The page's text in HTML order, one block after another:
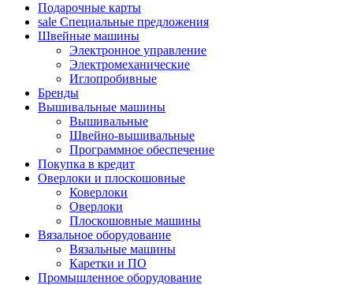
Подарочные карты
sale Специальные предложения
Швейные машины
Электронное управление
Электромеханические
Иглопробивные
Бренды
Вышивальные машины
Вышивальные
Швейно-вышивальные
Программное обеспечение
Покупка в кредит
Оверлоки и плоскошовные
Коверлоки
Оверлоки
Плоскошовные машины
Вязальное оборудование
Вязальные машины
Каретки и ПО
Промышленное оборудование